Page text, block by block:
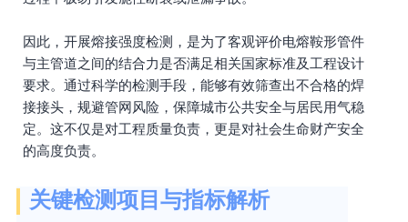
因此，开展熔接强度检测，是为了客观评价电熔鞍形管件
与主管道之间的结合力是否满足相关国家标准及工程设计
要求。通过科学的检测手段，能够有效筛查出不合格的焊
接接头，规避管网风险，保障城市公共安全与居民用气稳
定。这不仅是对工程质量负责，更是对社会生命财产安全
的高度负责。
关键检测项目与指标解析